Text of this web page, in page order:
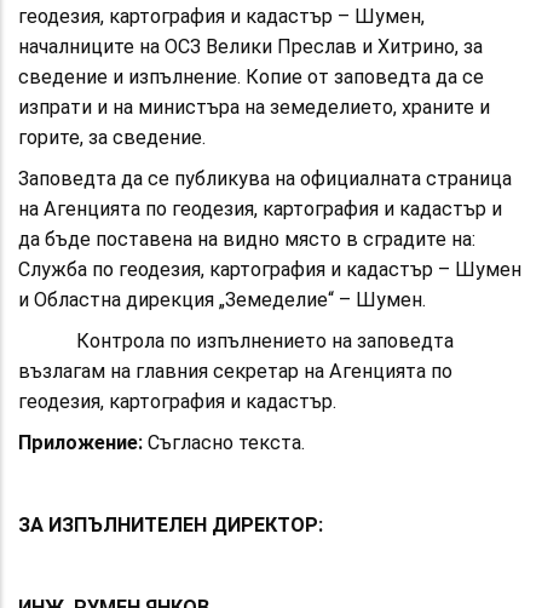
геодезия, картография и кадастър – Шумен,
началниците на ОСЗ Велики Преслав и Хитрино, за
сведение и изпълнение. Копие от заповедта да се
изпрати и на министъра на земеделието, храните и
горите, за сведение.
Заповедта да се публикува на официалната страница
на Агенцията по геодезия, картография и кадастър и
да бъде поставена на видно място в сградите на:
Служба по геодезия, картография и кадастър – Шумен
и Областна дирекция „Земеделие“ – Шумен.
Контрола по изпълнението на заповедта
възлагам на главния секретар на Агенцията по
геодезия, картография и кадастър.
Приложение: Съгласно текста.
ЗА ИЗПЪЛНИТЕЛЕН ДИРЕКТОР: